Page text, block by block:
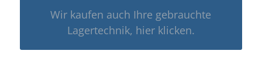
Wir kaufen auch Ihre gebrauchte
Lagertechnik, hier klicken.